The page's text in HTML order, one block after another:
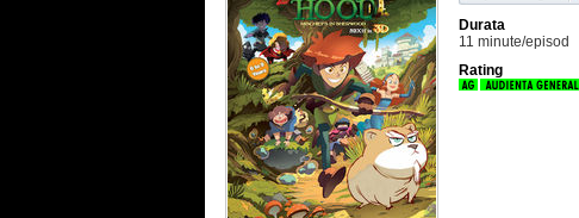
Durata
11 minute/episod
Rating